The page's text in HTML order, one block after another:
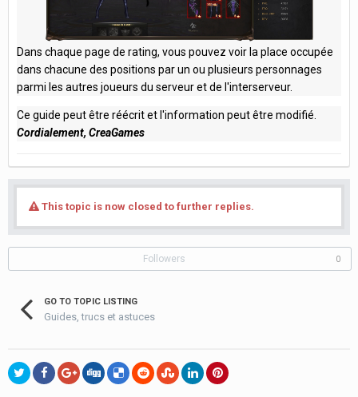
Dans chaque page de rating, vous pouvez voir la place occupée
dans chacune des positions par un ou plusieurs personnages
parmi les autres joueurs du serveur et de l'interserveur.
Ce guide peut être réécrit et l'information peut être modifié.
Cordialement, CreaGames
This topic is now closed to further replies.
Followers 0
GO TO TOPIC LISTING
Guides, trucs et astuces